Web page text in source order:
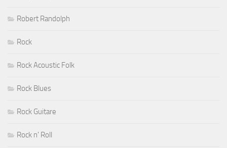
Robert Randolph
Rock
Rock Acoustic Folk
Rock Blues
Rock Guitare
Rock n' Roll